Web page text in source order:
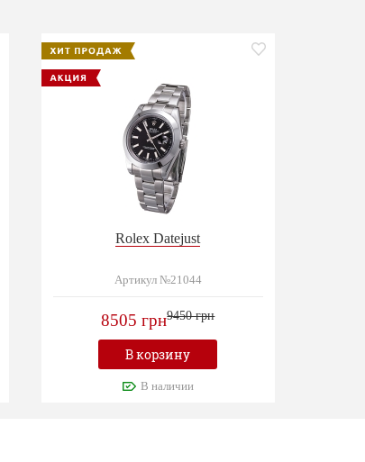
Rolex Datejust
Артикул №21044
8505 грн9450 грн
В корзину
В наличии